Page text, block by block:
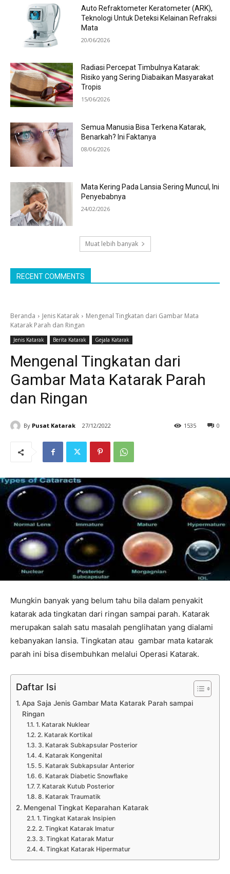
Auto Refraktometer Keratometer (ARK),
Teknologi Untuk Deteksi Kelainan Refraksi
Mata
20/06/2026
Radiasi Percepat Timbulnya Katarak:
Risiko yang Sering Diabaikan Masyarakat
Tropis
15/06/2026
Semua Manusia Bisa Terkena Katarak,
Benarkah? Ini Faktanya
08/06/2026
Mata Kering Pada Lansia Sering Muncul, Ini
Penyebabnya
24/02/2026
Muat lebih banyak
RECENT COMMENTS